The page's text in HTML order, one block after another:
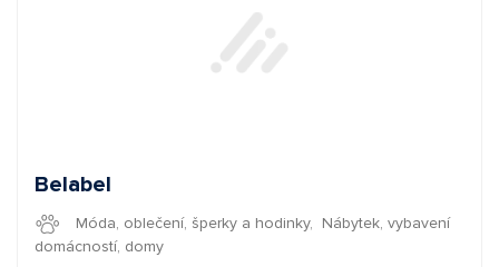
Belabel
Móda, oblečení, šperky a hodinky, Nábytek, vybavení
domácností, domy